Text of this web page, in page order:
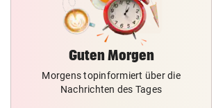
Guten Morgen
Morgens topinformiert über die
Nachrichten des Tages